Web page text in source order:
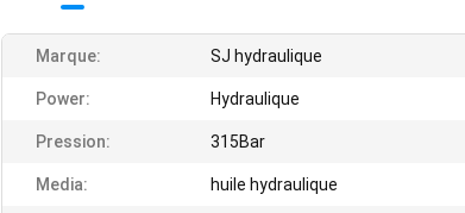
Marque: SJ hydraulique
Power: Hydraulique
Pression: 315Bar
Media: huile hydraulique